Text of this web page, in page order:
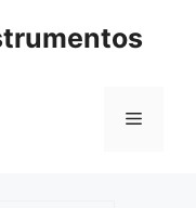
Menú